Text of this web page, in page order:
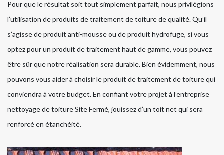
Pour que le résultat soit tout simplement parfait, nous privilégions
l’utilisation de produits de traitement de toiture de qualité. Qu’il
s’agisse de produit anti-mousse ou de produit hydrofuge, si vous
optez pour un produit de traitement haut de gamme, vous pouvez
être sûr que notre réalisation sera durable. Bien évidemment, nous
pouvons vous aider à choisir le produit de traitement de toiture qui
conviendra à votre budget. En confiant votre projet à l’entreprise
nettoyage de toiture Site Fermé, jouissez d’un toit net qui sera
renforcé en étanchéité.